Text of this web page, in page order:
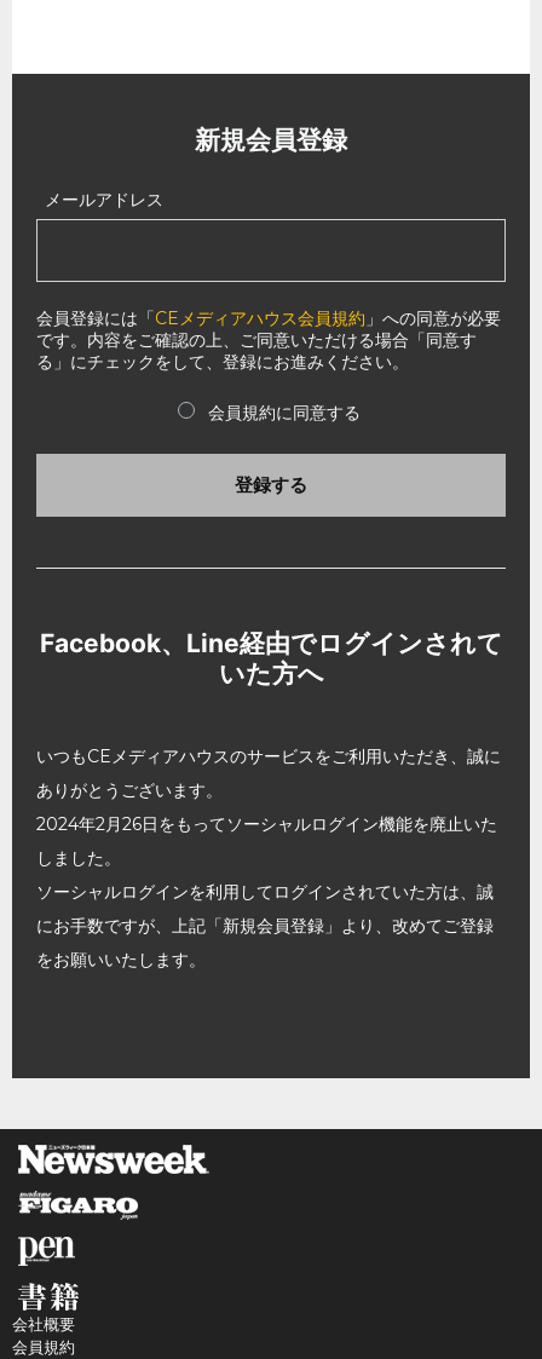
新規会員登録
メールアドレス
会員登録には「CEメディアハウス会員規約 」への同意が必要
です。内容をご確認の上、ご同意いただける場合「同意す
る」にチェックをして、登録にお進みください。
会員規約に同意する
登録する
Facebook、Line経由でログインされて
いた方へ
いつもCEメディアハウスのサービスをご利用いただき、誠に
ありがとうございます。
2024年2月26日をもってソーシャルログイン機能を廃止いた
しました。
ソーシャルログインを利用してログインされていた方は、誠
にお手数ですが、上記「新規会員登録」より、改めてご登録
をお願いいたします。
会社概要
会員規約